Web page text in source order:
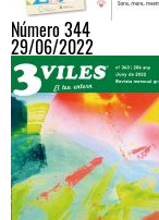
Número 344
29/06/2022